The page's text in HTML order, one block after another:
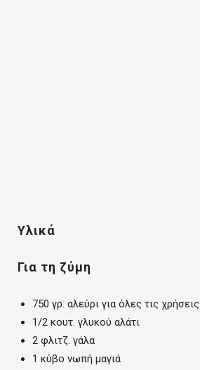
Υλικά
Για τη ζύμη
750 γρ. αλεύρι για όλες τις χρήσεις
1/2 κουτ. γλυκού αλάτι
2 φλιτζ. γάλα
1 κύβο νωπή μαγιά